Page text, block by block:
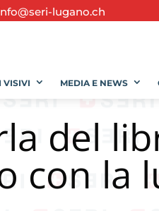
lugano.ch
VISIVI MEDIA E NEWS
del
con la